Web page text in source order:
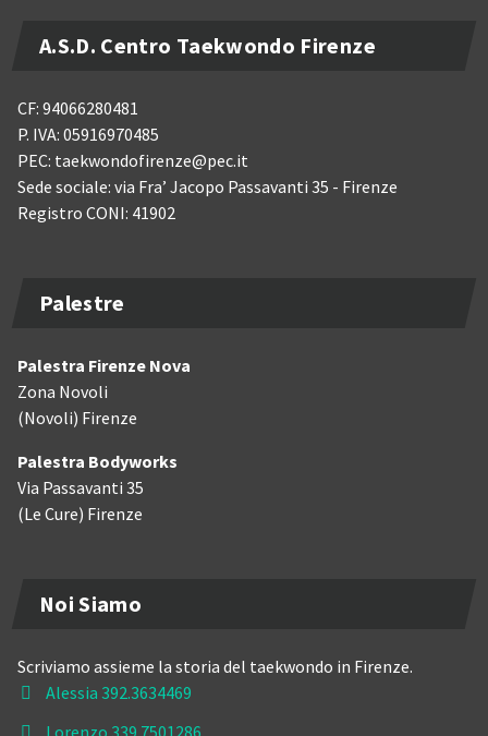
A.S.D. Centro Taekwondo Firenze
CF: 94066280481
P. IVA: 05916970485
PEC: taekwondofirenze@pec.it
Sede sociale: via Fra’ Jacopo Passavanti 35 - Firenze
Registro CONI: 41902
Palestre
Palestra Firenze Nova
Zona Novoli
(Novoli) Firenze
Palestra Bodyworks
Via Passavanti 35
(Le Cure) Firenze
Noi Siamo
Scriviamo assieme la storia del taekwondo in Firenze.
Alessia 392.3634469
Lorenzo 339.7501286